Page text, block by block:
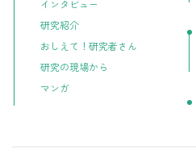
インタビュー
研究紹介
おしえて！研究者さん
研究の現場から
マンガ